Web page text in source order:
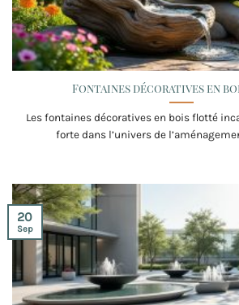
Fontaines décoratives en
Les fontaines décoratives en bois flotté
forte dans l’univers de
20
Sep